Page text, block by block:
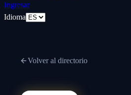
Ingresar
Idioma
Volver al directorio